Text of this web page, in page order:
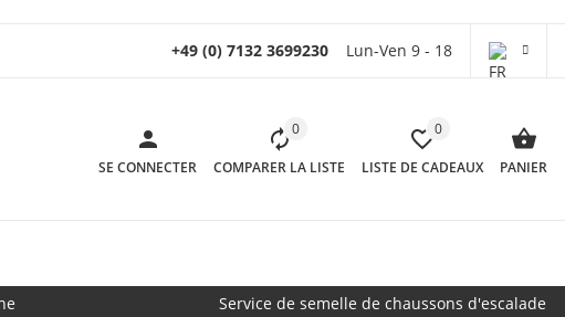
+49 (0) 7132 3699230 Lun-Ven 9 - 18
SE CONNECTER
0
COMPARER LA LISTE
0
LISTE DE CADEAUX PANIER
Service de semelle de chaussons d'escalade